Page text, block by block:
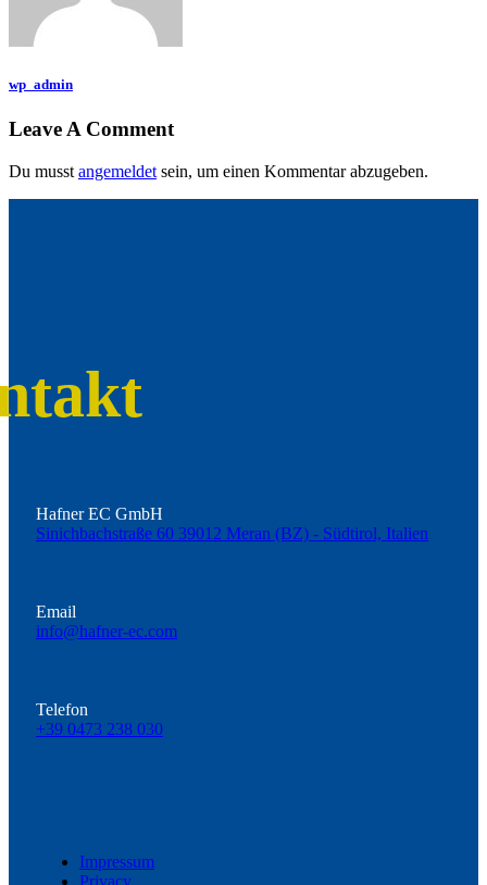
wp_admin
Leave A Comment
Du musst angemeldet sein, um einen Kommentar abzugeben.
Hafner EC GmbH
Sinichbachstraße 60 39012 Meran (BZ) - Südtirol, Italien
Email
info@hafner-ec.com
Telefon
+39 0473 238 030
Impressum
Privacy